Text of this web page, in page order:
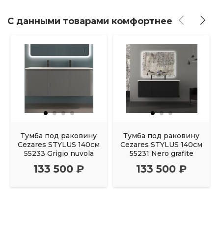
С данными товарами комфортнее
Тумба под раковину
Cezares STYLUS 140см
55233 Grigio nuvola
133 500 ₽
Тумба под раковину
Cezares STYLUS 140см
55231 Nero grafite
133 500 ₽